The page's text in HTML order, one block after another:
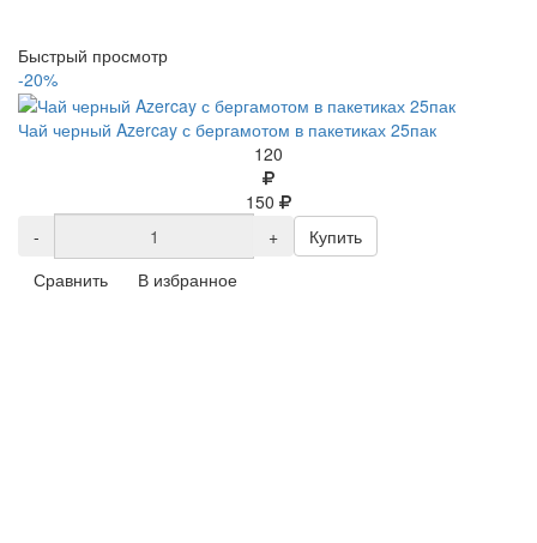
Быстрый просмотр
-20%
Чай черный Azercay с бергамотом в пакетиках 25пак
120
150
-
+
Купить
Сравнить
В избранное